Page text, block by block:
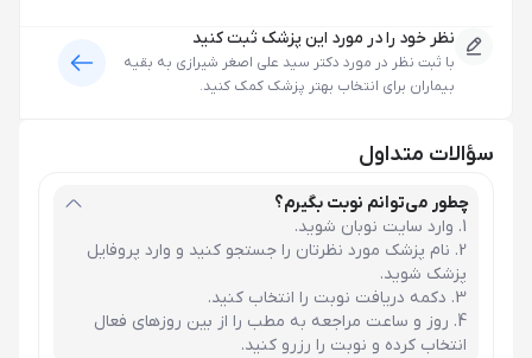
نظر خود را در مورد این پزشک ثبت کنید
با ثبت نظر در مورد دکتر سید علی اصغر شیرازی به بقیه
بیماران برای انتخاب بهتر پزشک کمک کنید.
سؤالات متداول
چطور می‌توانم نوبت بگیرم؟
وارد سایت نوبان شوید.
نام پزشک مورد نظرتان را جستجو کنید و وارد پروفایل
پزشک شوید.
دکمه دریافت نوبت را انتخاب کنید.
روز و ساعت مراجعه به مطب را از بین روزهای فعال
انتخاب کرده و نوبت را رزرو کنید.